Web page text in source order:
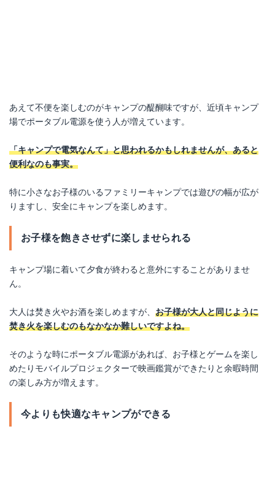
あえて不便を楽しむのがキャンプの醍醐味ですが、近頃キャンプ
場でポータブル電源を使う人が増えています。
「キャンプで電気なんて」と思われるかもしれませんが、あると
便利なのも事実。
特に小さなお子様のいるファミリーキャンプでは遊びの幅が広が
りますし、安全にキャンプを楽しめます。
お子様を飽きさせずに楽しませられる
キャンプ場に着いて夕食が終わると意外にすることがありませ
ん。
大人は焚き火やお酒を楽しめますが、 お子様が大人と同じように
焚き火を楽しむのもなかなか難しいですよね。
そのような時にポータブル電源があれば、お子様とゲームを楽し
めたりモバイルプロジェクターで映画鑑賞ができたりと余暇時間
の楽しみ方が増えます。
今よりも快適なキャンプができる